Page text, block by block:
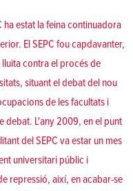
ha estat la feina continuadora
El SEPC fou capdavanter,
contra el procés de
situant el debat del nou
de les facultats i
debat. L'any 2009, en el punt
del SEPC va estar un mes
universitari públic i
repressió, així, en acabar-se